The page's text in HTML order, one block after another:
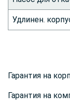
Удлинен.
Гарантия на
Гарантия на